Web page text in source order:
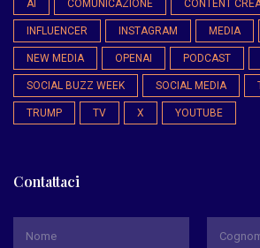
AI COMUNICAZIONE CONTENT
INFLUENCER INSTAGRAM MEDIA
NEW MEDIA OPENAI PODCAST
SOCIAL BUZZ WEEK SOCIAL MEDIA
TRUMP TV X YOUTUBE
Contattaci